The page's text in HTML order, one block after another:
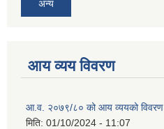
अन्य
आय व्यय विवरण
आ.व. २०७९/८० को आय व्ययको विवरण
मिति: 01/10/2024 - 11:07